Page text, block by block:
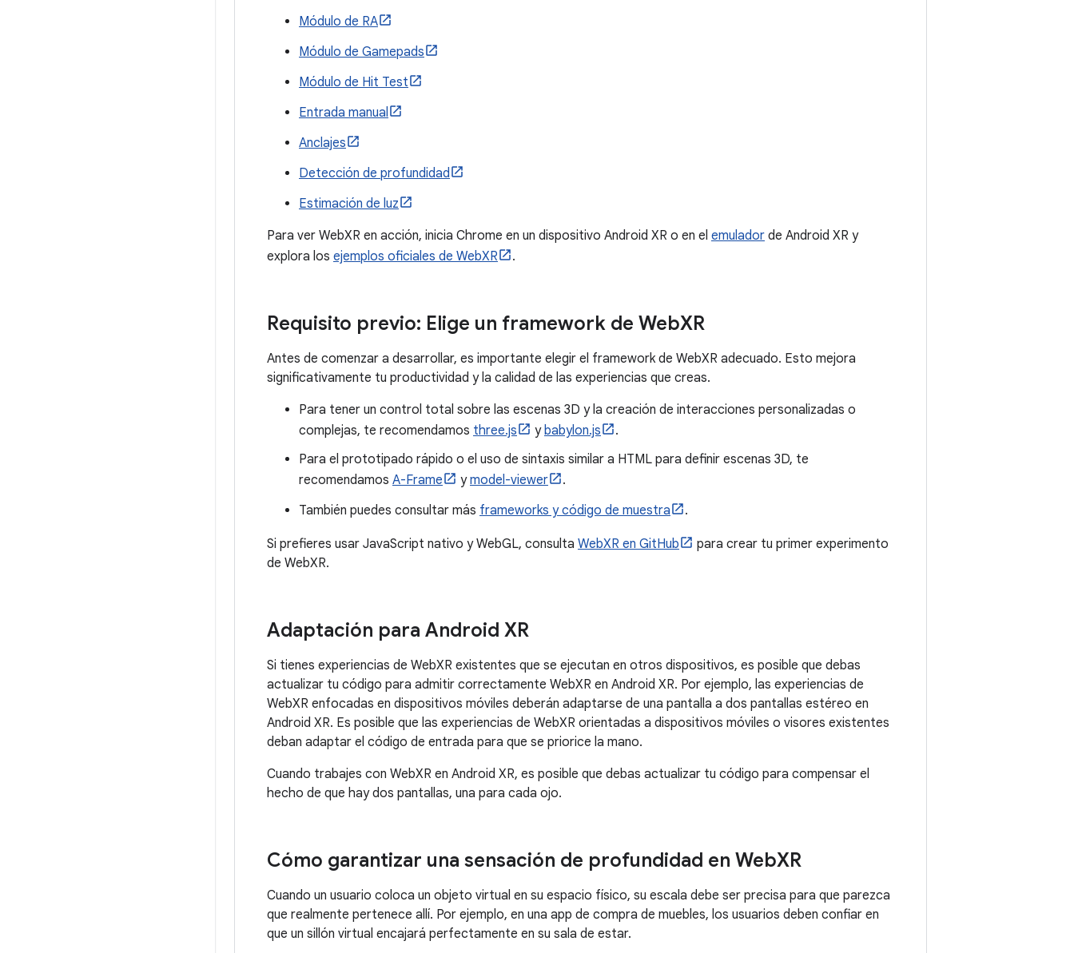
Módulo de RA
Módulo de Gamepads
Módulo de Hit Test
Entrada manual
Anclajes
Detección de profundidad
Estimación de luz
Para ver WebXR en acción, inicia Chrome en un dispositivo Android XR o en el emulador de Android XR y
explora los ejemplos oficiales de WebXR .
Requisito previo: Elige un framework de WebXR
Antes de comenzar a desarrollar, es importante elegir el framework de WebXR adecuado. Esto mejora
significativamente tu productividad y la calidad de las experiencias que creas.
Para tener un control total sobre las escenas 3D y la creación de interacciones personalizadas o
complejas, te recomendamos three.js ybabylon.js
.
Para el prototipado rápido o el uso de sintaxis similar a HTML para definir escenas 3D, te
recomendamos A-Frame ymodel-viewer
.
También puedes consultar más frameworks y código de muestra .
Si prefieres usar JavaScript nativo y WebGL, consulta WebXR en GitHub
para crear tu primer experimento
de WebXR.
Adaptación para Android XR
Si tienes experiencias de WebXR existentes que se ejecutan en otros dispositivos, es posible que debas
actualizar tu código para admitir correctamente WebXR en Android XR. Por ejemplo, las experiencias de
WebXR enfocadas en dispositivos móviles deberán adaptarse de una pantalla a dos pantallas estéreo en
Android XR. Es posible que las experiencias de WebXR orientadas a dispositivos móviles o visores existentes
deban adaptar el código de entrada para que se priorice la mano.
Cuando trabajes con WebXR en Android XR, es posible que debas actualizar tu código para compensar el
hecho de que hay dos pantallas, una para cada ojo.
Cómo garantizar una sensación de profundidad en WebXR
Cuando un usuario coloca un objeto virtual en su espacio físico, su escala debe ser precisa para que parezca
que realmente pertenece allí. Por ejemplo, en una app de compra de muebles, los usuarios deben confiar en
que un sillón virtual encajará perfectamente en su sala de estar.